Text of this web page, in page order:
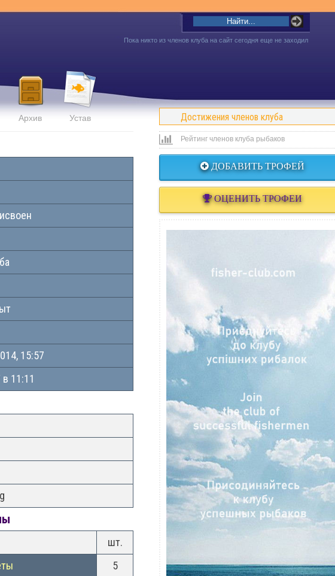
Архив Устав
Пока никто из членов клуба на сайт сегодня еще не заходил
15:57
11:11
шт.
5
Достижения членов клуба
Рейтинг членов клуба рыбаков
ДОБАВИТЬ ТРОФЕЙ
ОЦЕНИТЬ ТРОФЕИ